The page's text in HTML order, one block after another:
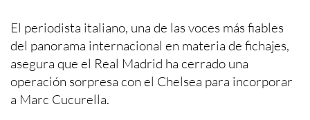
El periodista italiano, una de las voces más fiables
del panorama internacional en materia de fichajes,
asegura que el Real Madrid ha cerrado una
operación sorpresa con el Chelsea para incorporar
a Marc Cucurella.